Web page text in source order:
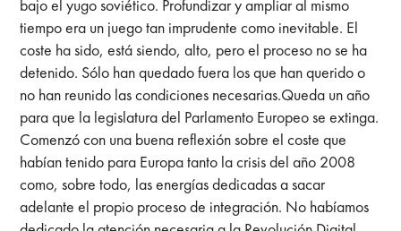
bajo el yugo soviético. Profundizar y ampliar al mismo
tiempo era un juego tan imprudente como inevitable. El
coste ha sido, está siendo, alto, pero el proceso no se ha
detenido. Sólo han quedado fuera los que han querido o
no han reunido las condiciones necesarias.Queda un año
para que la legislatura del Parlamento Europeo se extinga.
Comenzó con una buena reflexión sobre el coste que
habían tenido para Europa tanto la crisis del año 2008
como, sobre todo, las energías dedicadas a sacar
adelante el propio proceso de integración. No habíamos